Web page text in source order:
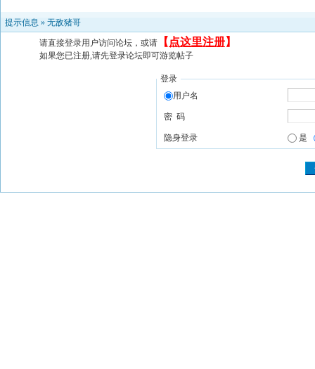
提示信息 » 无敌猪哥
请直接登录用户访问论坛，或请 【 点这里注册】
如果您已注册,请先登录论坛即可游览帖子
登录
用户名
密 码
隐身登录 是